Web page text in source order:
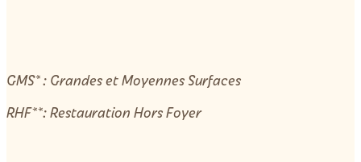
GMS* : Grandes et Moyennes Surfaces
RHF**: Restauration Hors Foyer